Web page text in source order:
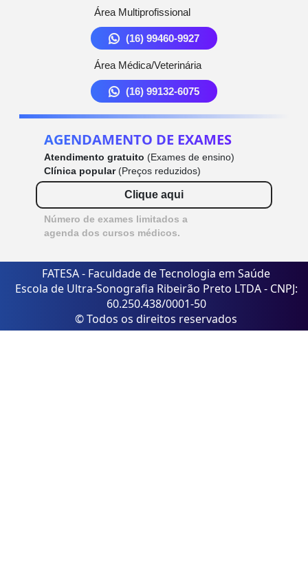
Área Multiprofissional
(16) 99460-9927
Área Médica/Veterinária
(16) 99132-6075
AGENDAMENTO DE EXAMES
Atendimento gratuito (Exames de ensino)
Clínica popular(Preços reduzidos)
Clique aqui
Número de exames limitados a
agenda dos cursos médicos.
FATESA - Faculdade de Tecnologia em Saúde
Escola de Ultra-Sonografia Ribeirão Preto LTDA - CNPJ:
60.250.438/0001-50
© Todos os direitos reservados